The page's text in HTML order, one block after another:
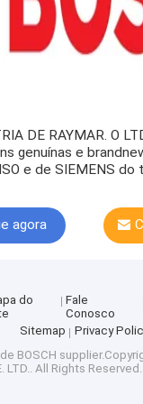
de Denso
de Delphi
do turbocompressor
HYUNDAI, peças de
DE RAYMAR. O
genuínas e
e de SIEMENS do
agora
do
Fale
Conosco
Sitemap
Privacy
BOSCH
LTD.. All Rights